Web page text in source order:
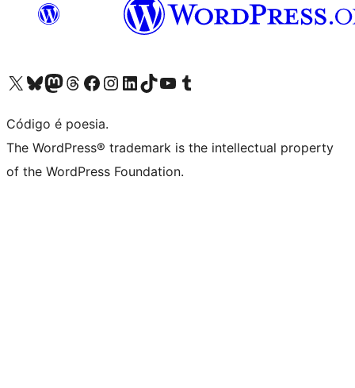
Acessar nossa conta do X (antigo Twitter)
Acessar nossa conta do Bluesky
Acessar nossa conta do Mastodon
Acessar nossa conta do Threads
Acessar nossa página do Facebook
Acessar nossa conta do Instagram
Acessar nossa conta do LinkedIn
Acessar nossa conta do TikTok
Acessar nosso canal do YouTube
Acessar nossa conta no Tumblr
Código é poesia.
The WordPress® trademark is the intellectual property
of the WordPress Foundation.